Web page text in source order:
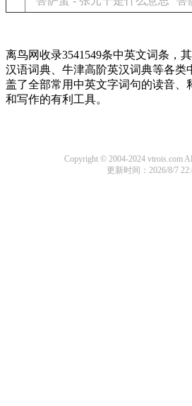
离鸟网收录3541549条中英文词条，
汉语词典、牛津高阶英汉词典等各类
盖了全部常用中英文字词句的读音、
和写作的有利工具。
Copyright © 2004-2024 vtrois.com
更新时间：2026/8/7